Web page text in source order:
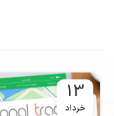
13
خرداد